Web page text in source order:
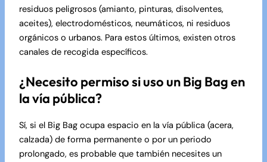
residuos peligrosos (amianto, pinturas, disolventes,
aceites), electrodomésticos, neumáticos, ni residuos
orgánicos o urbanos. Para estos últimos, existen otros
canales de recogida específicos.
¿Necesito permiso si uso un Big Bag en
la vía pública?
Sí, si el Big Bag ocupa espacio en la vía pública (acera,
calzada) de forma permanente o por un periodo
prolongado, es probable que también necesites un